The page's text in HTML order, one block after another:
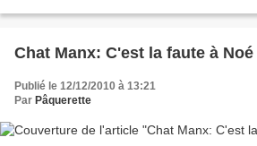
Chat Manx: C'est la faute à Noé
Publié le 12/12/2010 à 13:21
Par Pâquerette